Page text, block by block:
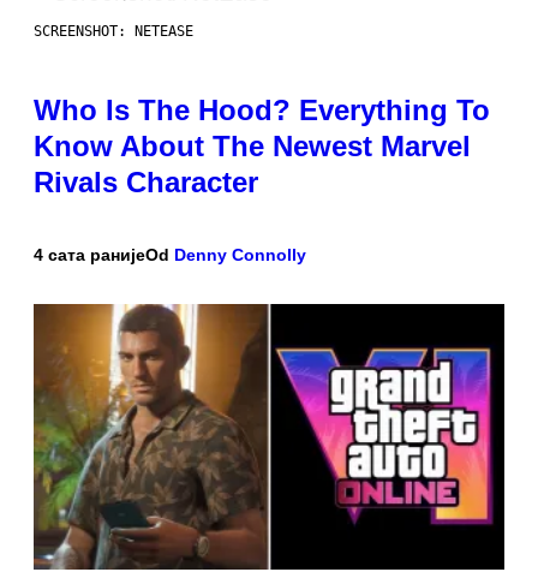
SCREENSHOT: NETEASE
Who Is The Hood? Everything To
Know About The Newest Marvel
Rivals Character
4 сата ранијеOd Denny Connolly